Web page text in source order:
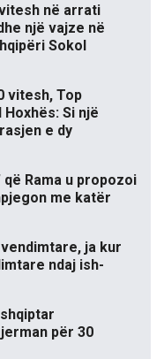
në arrati
një vajze në
Sokol
vitesh, Top
Si një
e dy
Rama u propozoi
me katër
ja kur
ndaj ish-
për 30